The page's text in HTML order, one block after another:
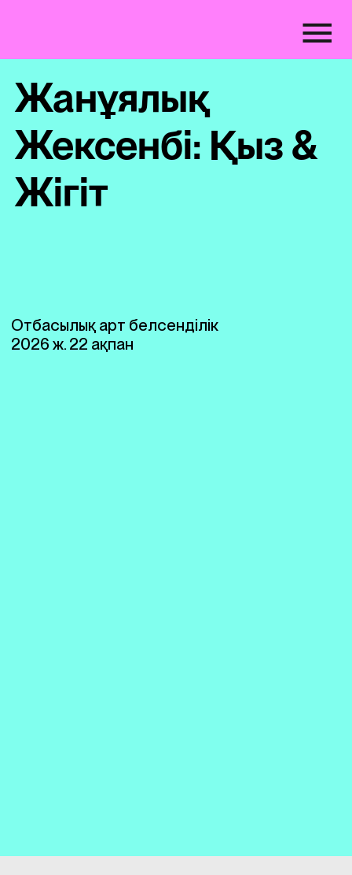
Жанұялық
Жексенбі: Қыз &
Жігіт
Отбасылық арт белсенділік
2026 ж. 22 ақпан